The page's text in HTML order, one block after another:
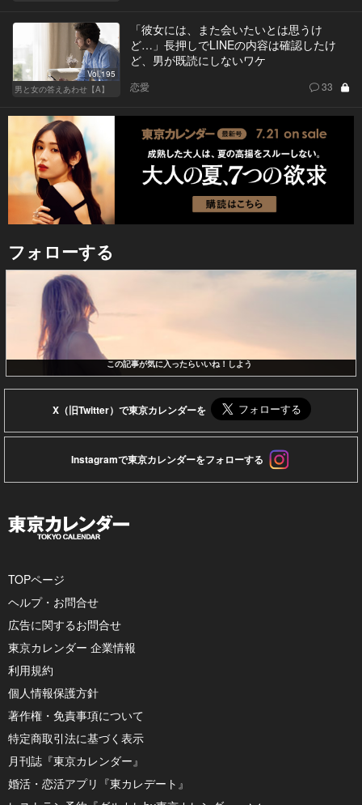
Vol.195
男と女の答えあわせ【A】
「彼女には、また会いたいとは思うけ
ど…」長押しでLINEの内容は確認したけ
ど、男が既読にしないワケ
恋愛 33
フォローする
この記事が気に入ったらいいね！しよう
X（旧Twitter）で東京カレンダーを
Instagramで東京カレンダーをフォローする
TOPページ
ヘルプ・お問合せ
広告に関するお問合せ
東京カレンダー 企業情報
利用規約
個人情報保護方針
著作権・免責事項について
特定商取引法に基づく表示
月刊誌『東京カレンダー』
婚活・恋活アプリ『東カレデート』